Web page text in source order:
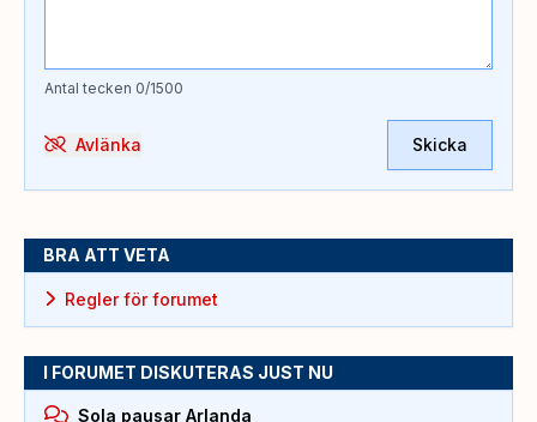
Antal tecken 0/1500
Avlänka Skicka
BRA ATT VETA
Regler för forumet
I FORUMET DISKUTERAS JUST NU
Sola pausar Arlanda